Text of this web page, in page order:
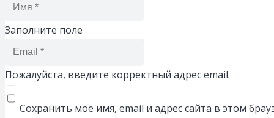
Заполните поле
Пожалуйста, введите корректный адрес email.
Сохранить моё имя, email и адрес сайта в этом